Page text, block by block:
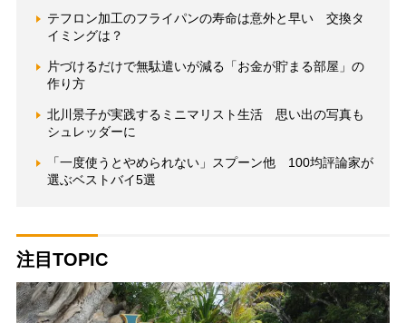
テフロン加工のフライパンの寿命は意外と早い 交換タ
イミングは？
片づけるだけで無駄遣いが減る「お金が貯まる部屋」の
作り方
北川景子が実践するミニマリスト生活 思い出の写真も
シュレッダーに
「一度使うとやめられない」スプーン他 100均評論家が
選ぶベストバイ5選
注目TOPIC